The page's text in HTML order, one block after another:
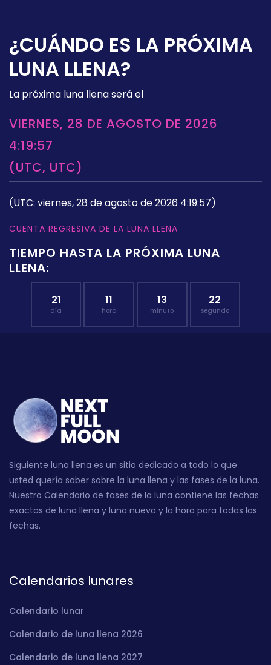
¿CUÁNDO ES LA PRÓXIMA
LUNA LLENA?
La próxima luna llena será el
VIERNES, 28 DE AGOSTO DE 2026
4:19:57
(UTC, UTC)
(UTC: viernes, 28 de agosto de 2026 4:19:57)
CUENTA REGRESIVA DE LA LUNA LLENA
TIEMPO HASTA LA PRÓXIMA LUNA
LLENA:
21
día
11
hora
13
minuto
21
segundo
Siguiente luna llena es un sitio dedicado a todo lo que
usted quería saber sobre la luna llena y las fases de la luna.
Nuestro Calendario de fases de la luna contiene las fechas
exactas de luna llena y luna nueva y la hora para todas las
fechas.
Calendarios lunares
Calendario lunar
Calendario de luna llena 2026
Calendario de luna llena 2027